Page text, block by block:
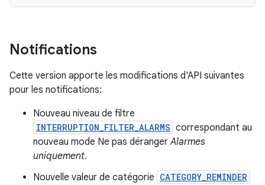
Notifications
Cette version apporte les modifications d'API suivantes
pour les notifications:
Nouveau niveau de filtre
INTERRUPTION_FILTER_ALARMS correspondant au
nouveau mode Ne pas dérangerAlarmes
uniquement.
Nouvelle valeur de catégorie CATEGORY_REMINDER